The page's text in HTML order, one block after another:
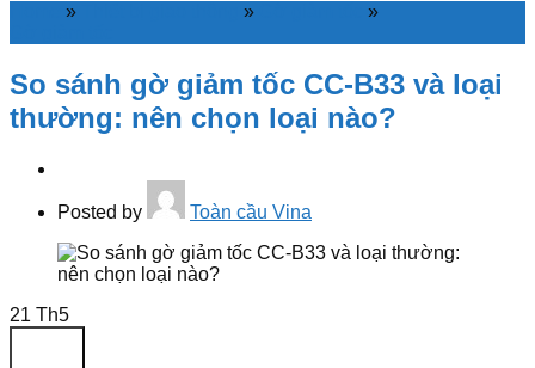
» »
»
So sánh gờ giảm tốc CC-B33 và loại
thường: nên chọn loại nào?
Posted by Toàn cầu Vina
21 Th5